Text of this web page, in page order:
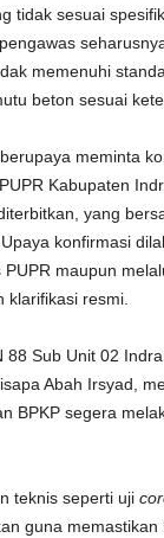
tidak sesuai
memenuhi
beton sesuai
meminta
Kabupaten
yang
konfirmasi
maupun
klarifikasi resmi.
88 Sub Unit 02
Abah Irsyad,
BPKP segera
teknis seperti uji
guna memastikan